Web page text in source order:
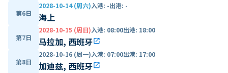
第6日
2028-10-14 (周六)入港: -出港: -
海上
第7日
2028-10-15 (周日)入港: 08:00出港: 18:00
马拉加, 西班牙open_in_new
第8日
2028-10-16 (周一)入港: 07:00出港: 17:00
加迪兹, 西班牙open_in_new